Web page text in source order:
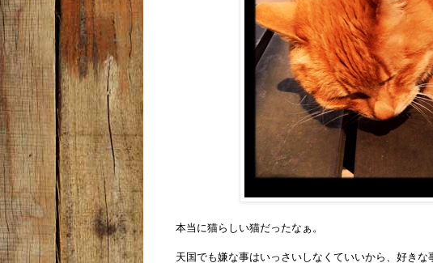
本当に猫らしい猫だったなぁ。
天国でも嫌な事はいっさいしなくていいから、好きな